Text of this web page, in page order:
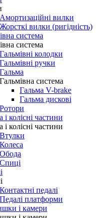
Амортизаційні вилки
Жорсткі вилки (ригідність)
система
система
Гальмівні колодки
Гальмівні ручки
Гальма
Гальмівна система
Гальма V-brake
Гальма дискові
Ротори
і колісні частини
і колісні частини
Втулки
Колеса
Обода
Спиці
Контактні педалі
Педалі платформи
і камери